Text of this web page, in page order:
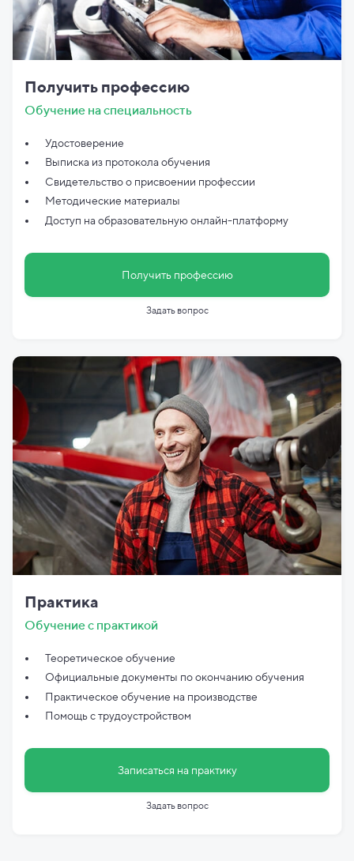
Получить профессию
Обучение на специальность
Удостоверение
Выписка из протокола обучения
Свидетельство о присвоении профессии
Методические материалы
Доступ на образовательную онлайн-платформу
Получить профессию
Задать вопрос
Практика
Обучение с практикой
Теоретическое обучение
Официальные документы поокончанию обучения
Практическое обучение на производстве
Помощь с трудоустройством
Записаться на практику
Задать вопрос